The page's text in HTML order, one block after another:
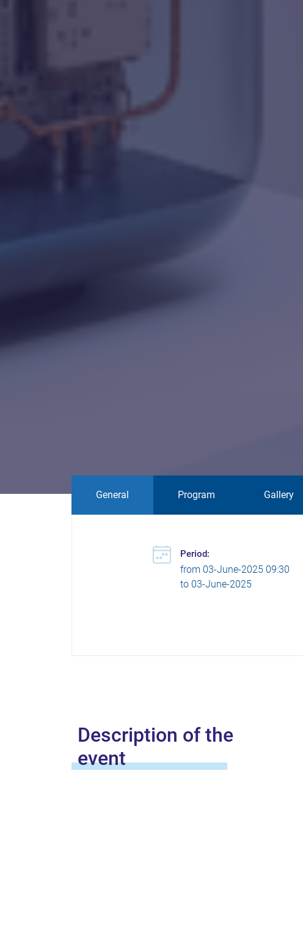
General Program Gallery
Period:
from 03-June-2025 09:30
to 03-June-2025
Description of the
event